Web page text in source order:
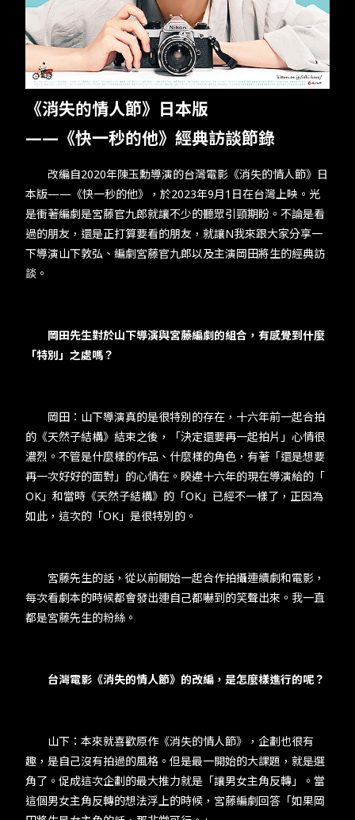
​​《消失的情人節》日本版​
——​《快一秒的他》經典訪談節錄​
​​ 改編自​2020​年陳玉勳導演的​​台灣電影​​《消失的情人節》日
本版​——​《快一秒的他》，於​2023​年​9​月​1​日在台灣上映。光
是衝著編劇是宮藤官九郎就讓不少的聽眾引頸期盼。不論是看
過的朋友，還是正打算要看的朋友，就讓​N​我來跟大家分享一
下導演山下敦弘、編劇宮藤官九郎以及主演岡田將生的經典訪
談。​
岡田先生對於山下導演與宮藤編劇的組合，有感覺到什麼
「特別」之處嗎？​
岡田：山下導演真的是很特別的存在，十六年前一起合拍
的《天然子結構》結束之後，「決定還要再一起拍片」心情很
濃烈。不管是什麼樣的作品、什麼樣的角色，有著「還是想要
再一次好好的面對」的心情在。睽違十六年的現在導演給的「​
OK​」和當時《天然子結構》的「​OK​」已經不一樣了，正因為
如此，這次的「​OK​」是很特別的。​
​​ 宮藤先生的話，從以前開始一起合作拍攝連續劇和電影，
每次看劇本的時候都會發出​​連​​自己都嚇到的笑聲出來。我一直
都是宮藤先生的粉絲。​
​台灣電影《消失的情人節》的改編，是怎麼樣進行的呢？
​​ 山下：本來就喜歡原作《消失的情人節》，企劃也很有
趣，是自己沒有拍過的風格。但是最一開始的大課題，就是選
角了。促成這次企劃的最大推力就是「讓男女主角反轉」。當
這個男女主角反轉的想法浮上的時候，宮藤編劇回答「如果岡